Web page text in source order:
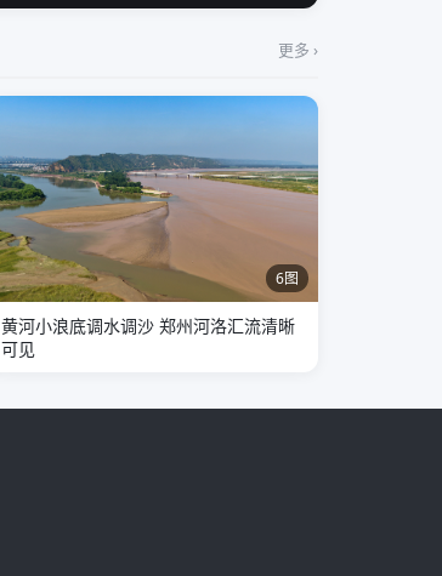
更多 ›
6图
黄河小浪底调水调沙 郑州河洛汇流清晰
可见